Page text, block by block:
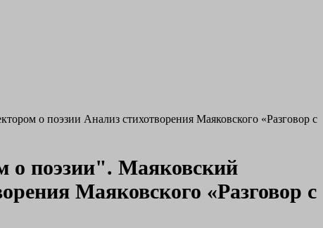
о поэзии Анализ стихотворения Маяковского «Разговор с
о поэзии". Маяковский
Маяковского «Разговор с